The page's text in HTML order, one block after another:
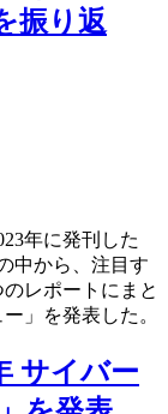
振り返
年に発刊した
中から、注目す
レポートにまと
」を発表した。
サイバー